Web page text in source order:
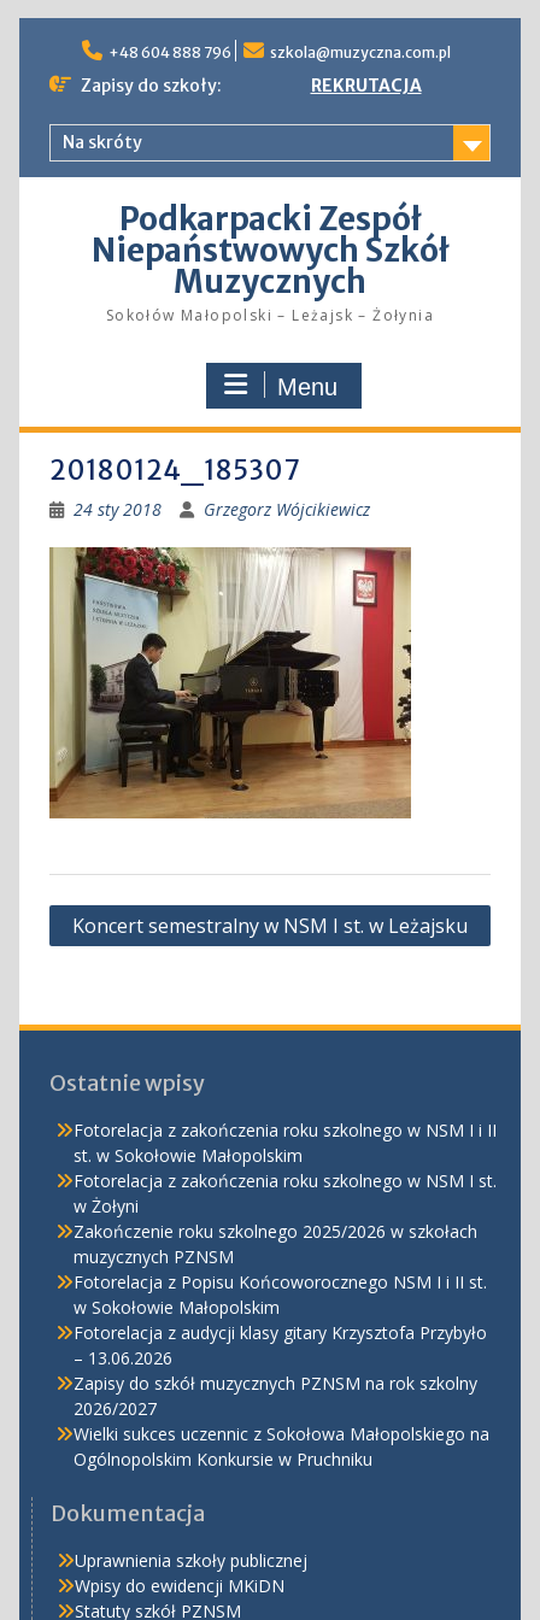
content
+48 604 888 796 szkola@muzyczna.com.pl
Zapisy do szkoły: REKRUTACJA
Na skróty
Podkarpacki Zespół
Niepaństwowych Szkół
Muzycznych
Sokołów Małopolski – Leżajsk – Żołynia
Menu
20180124_185307
24 sty 2018 Grzegorz Wójcikiewicz
Nawigacja
wpisu
Koncert semestralny w NSM I st. w Leżajsku
Ostatnie wpisy
Fotorelacja z zakończenia roku szkolnego w NSM I i II
st. w Sokołowie Małopolskim
Fotorelacja z zakończenia roku szkolnego w NSM I st.
w Żołyni
Zakończenie roku szkolnego 2025/2026 w szkołach
muzycznych PZNSM
Fotorelacja z Popisu Końcoworocznego NSM I i II st.
w Sokołowie Małopolskim
Fotorelacja z audycji klasy gitary Krzysztofa Przybyło
– 13.06.2026
Zapisy do szkół muzycznych PZNSM na rok szkolny
2026/2027
Wielki sukces uczennic z Sokołowa Małopolskiego na
Ogólnopolskim Konkursie w Pruchniku
Dokumentacja
Uprawnienia szkoły publicznej
Wpisy do ewidencji MKiDN
Statuty szkół PZNSM